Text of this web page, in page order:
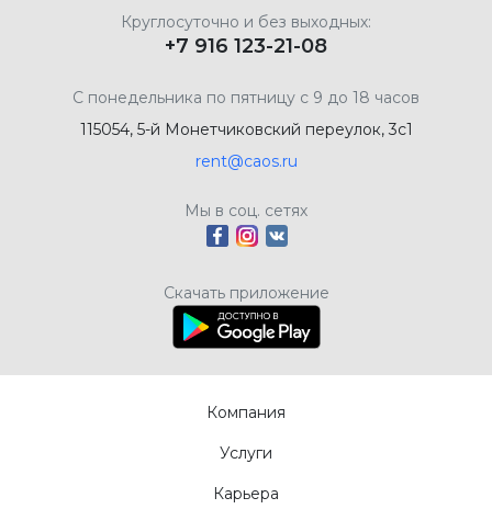
Круглосуточно и без выходных:
+7 916 123-21-08
С понедельника по пятницу с 9 до 18 часов
115054, 5-й Монетчиковский переулок, 3с1
rent@caos.ru
Мы в соц. сетях
Скачать приложение
Компания
Услуги
Карьера